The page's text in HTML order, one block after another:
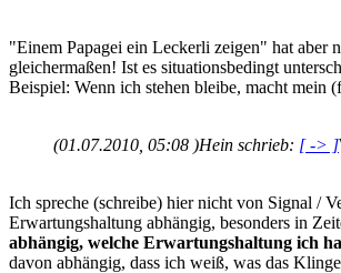
"Einem Papagei ein Leckerli zeigen" hat
gleichermaßen! Ist es situationsbedingt
Beispiel: Wenn ich stehen bleibe, macht mein
(01.07.2010, 05:08 )Hein schrieb: [ -> ]
Ich spreche (schreibe) hier nicht von Signal /
Erwartungshaltung abhängig, besonders in
abhängig, welche Erwartungshaltung ich
davon abhängig, dass ich weiß, was das